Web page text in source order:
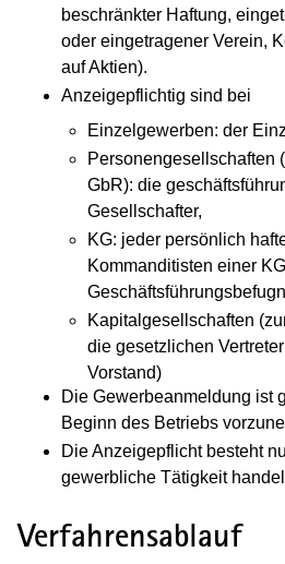
beschränkter Haftung,
oder eingetragener Verein,
auf Aktien).
Anzeigepflichtig sind bei
Einzelgewerben: der
Personengesellschaften
GbR): die
Gesellschafter,
KG: jeder persönlich
Kommanditisten einer
Kapitalgesellschaften
die gesetzlichen
Vorstand)
Die Gewerbeanmeldung ist
Beginn des Betriebs
Die Anzeigepflicht besteht
gewerbliche Tätigkeit
Verfahrensablauf